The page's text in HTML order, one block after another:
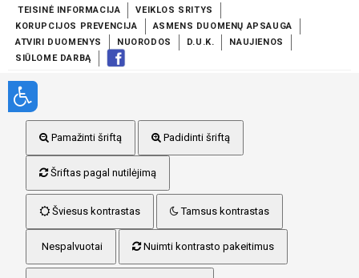
TEISINĖ INFORMACIJA
VEIKLOS SRITYS
KORUPCIJOS PREVENCIJA
ASMENS DUOMENŲ APSAUGA
ATVIRI DUOMENYS
NUORODOS D.U.K.
NAUJIENOS
SIŪLOME DARBĄ
Pamažinti šriftą Padidinti šriftą
Šriftas pagal nutilėjimą
Šviesus kontrastas Tamsus kontrastas
Nespalvuotai Nuimti kontrasto pakeitimus